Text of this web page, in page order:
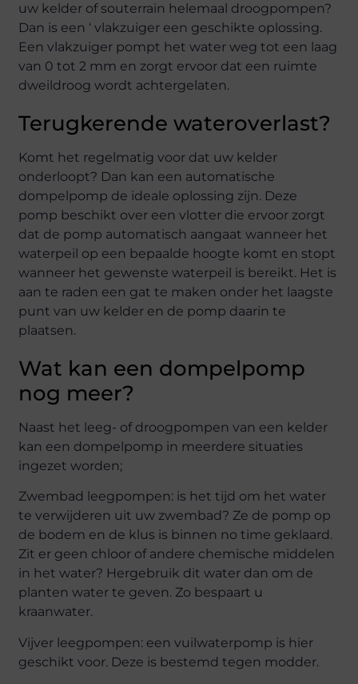
uw kelder of souterrain helemaal droogpompen?
Dan is een ‘ vlakzuiger een geschikte oplossing.
Een vlakzuiger pompt het water weg tot een laag
van 0 tot 2 mm en zorgt ervoor dat een ruimte
dweildroog wordt achtergelaten.
Terugkerende wateroverlast?
Komt het regelmatig voor dat uw kelder
onderloopt? Dan kan een automatische
dompelpomp de ideale oplossing zijn. Deze
pomp beschikt over een vlotter die ervoor zorgt
dat de pomp automatisch aangaat wanneer het
waterpeil op een bepaalde hoogte komt en stopt
wanneer het gewenste waterpeil is bereikt. Het is
aan te raden een gat te maken onder het laagste
punt van uw kelder en de pomp daarin te
plaatsen.
Wat kan een dompelpomp
nog meer?
Naast het leeg- of droogpompen van een kelder
kan een dompelpomp in meerdere situaties
ingezet worden;
Zwembad leegpompen: is het tijd om het water
te verwijderen uit uw zwembad? Ze de pomp op
de bodem en de klus is binnen no time geklaard.
Zit er geen chloor of andere chemische middelen
in het water? Hergebruik dit water dan om de
planten water te geven. Zo bespaart u
kraanwater.
Vijver leegpompen: een vuilwaterpomp is hier
geschikt voor. Deze is bestemd tegen modder.